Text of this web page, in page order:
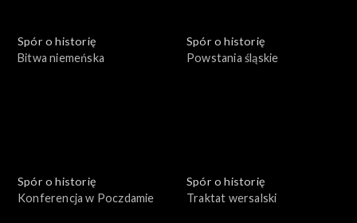
Spór o historię
Bitwa niemeńska
Spór o historię
Powstania śląskie
Spór o historię
Konferencja w Poczdamie
Spór o historię
Traktat wersalski